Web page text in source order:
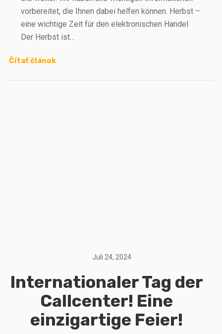
vorbereitet, die Ihnen dabei helfen können. Herbst –
eine wichtige Zeit für den elektronischen Handel
Der Herbst ist…
Čítať článok
Juli 24, 2024
Internationaler Tag der
Callcenter! Eine
einzigartige Feier!